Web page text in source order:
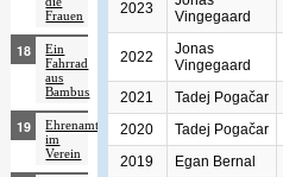
Frauen
Ein
Fahrrad
aus
Bambus
Ehrenamt
im
Verein
2023
Vingegaard
2022
Jonas
Vingegaard
2021 Tadej Pogačar
2020
Tadej Pogačar
2019
Egan Bernal